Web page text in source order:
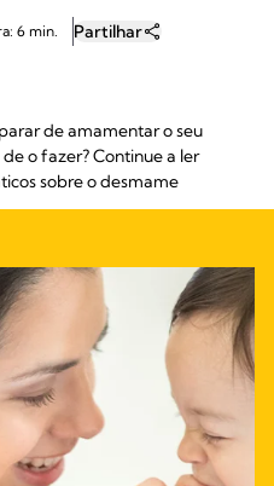
6 min. Partilhar
de amamentar o seu
o fazer? Continue a ler
sobre o desmame